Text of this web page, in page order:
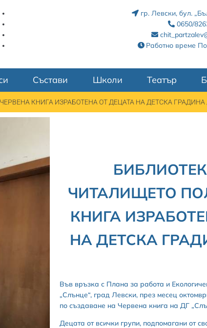
гр. Левски, бул.
0650/
Работно време
Състави Школи Театър
КНИГА ИЗРАБОТЕНА ОТ ДЕЦАТА НА ДЕТСКА ГРАДИНА
ЧИТАЛИЩЕТО
КНИГА
НА ДЕТСКА
Във връзка с Плана за работа и
„Слънце“, град Левски, през месец
по създаване на Червена книга на ДГ
Децата от всички групи, подпомагани от